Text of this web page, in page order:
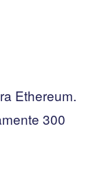
Ethereum.
300